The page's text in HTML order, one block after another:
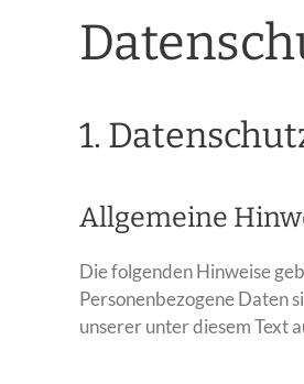
1.
Allgemeine
Die folgenden Hinweise
Personenbezogene Daten
unserer unter diesem Text